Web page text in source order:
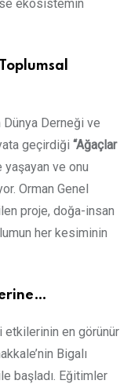
ekosistemin
Derneği ve
geçirdiği “Ağaçlar
ve onu
Orman Genel
proje, doğa-insan
her kesiminin
etkilerinin en görünür
Bigalı
başladı. Eğitimler